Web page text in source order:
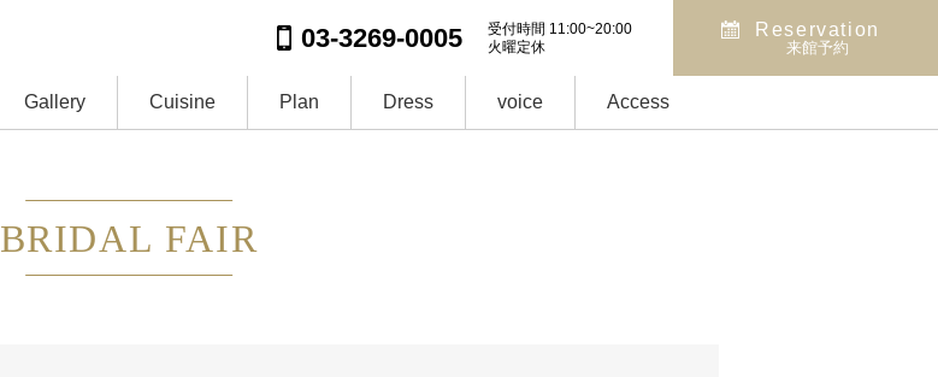
03-3269-0005
受付時間 11:00~20:00
火曜定休
Reservation
来館予約
Gallery Cuisine Plan Dress voice Access
BRIDAL FAIR